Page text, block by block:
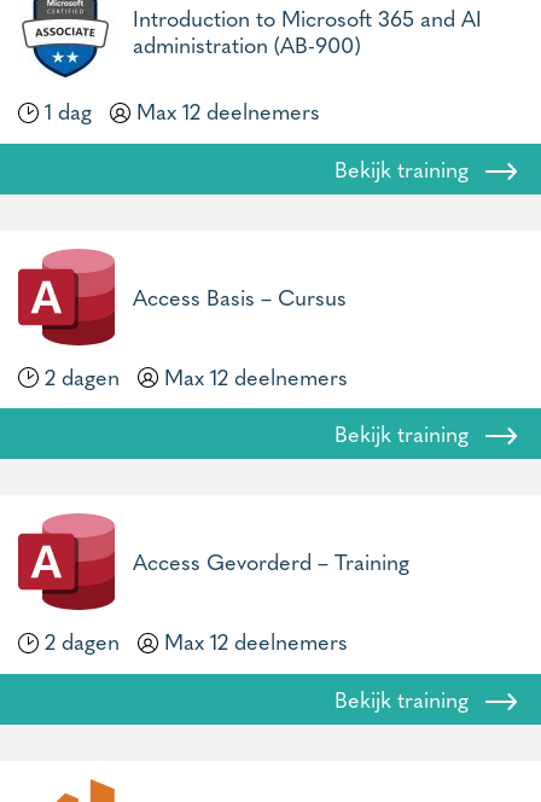
Introduction to Microsoft 365 and AI
administration (AB-900)
1 dag
Max 12 deelnemers
Bekijk training
Access Basis – Cursus
2 dagen
Max 12 deelnemers
Bekijk training
Access Gevorderd – Training
2 dagen
Max 12 deelnemers
Bekijk training